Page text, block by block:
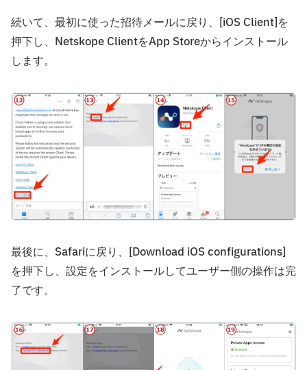
続いて、最初に使った招待メールに戻り、[iOS Client]を
押下し、Netskope ClientをApp Storeからインストール
します。
最後に、Safariに戻り、[Download iOS configurations]
を押下し、設定をインストールしてユーザー側の操作は完
了です。